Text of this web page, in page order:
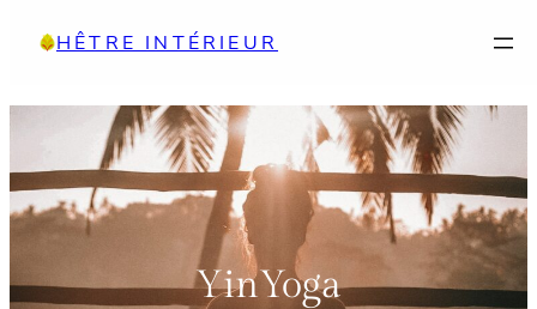
HÊTRE INTÉRIEUR
YinYoga